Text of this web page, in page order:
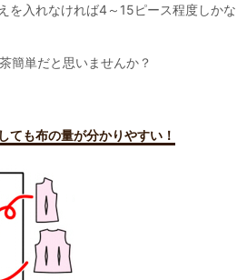
を入れなければ4～15ピース程度しかな
簡単だと思いませんか？
ても布の量が分かりやすい！